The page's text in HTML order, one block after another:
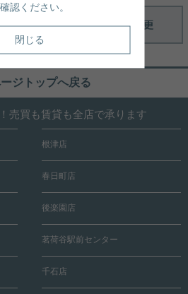
ジトップへ戻る
売買も賃貸も全店で承ります
根津店
春日町店
後楽園店
茗荷谷駅前センター
千石店
認ください。
閉じる